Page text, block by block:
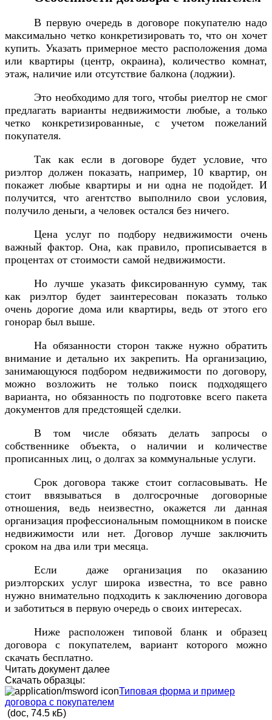
В первую очередь в договоре покупателю надо
максимально четко конкретизировать то, что он хочет
купить. Указать примерное место расположения дома
или квартиры (центр, окраина), количество комнат,
этаж, наличие или отсутствие балкона (лоджии).
Это необходимо для того, чтобы риелтор не смог
предлагать варианты недвижимости любые, а только
четко конкретизированные, с учетом пожеланий
покупателя.
Так как если в договоре будет условие, что
риэлтор должен показать, например, 10 квартир, он
покажет любые квартиры и ни одна не подойдет. И
получится, что агентство выполнило свои условия,
получило деньги, а человек остался без ничего.
Цена услуг по подбору недвижимости очень
важный фактор. Она, как правило, прописывается в
процентах от стоимости самой недвижимости.
Но лучше указать фиксированную сумму, так
как риэлтор будет заинтересован показать только
очень дорогие дома или квартиры, ведь от этого его
гонорар был выше.
На обязанности сторон также нужно обратить
внимание и детально их закрепить. На организацию,
занимающуюся подбором недвижимости по договору,
можно возложить не только поиск подходящего
варианта, но обязанность по подготовке всего пакета
документов для предстоящей сделки.
В том числе обязать делать запросы о
собственнике объекта, о наличии и количестве
прописанных лиц, о долгах за коммунальные услуги.
Срок договора также стоит согласовывать. Не
стоит ввязываться в долгосрочные договорные
отношения, ведь неизвестно, окажется ли данная
организация профессиональным помощником в поиске
недвижимости или нет. Договор лучше заключить
сроком на два или три месяца.
Если даже организация по оказанию
риэлторских услуг широка известна, то все равно
нужно внимательно подходить к заключению договора
и заботиться в первую очередь о своих интересах.
Ниже расположен типовой бланк и образец
договора с покупателем, вариант которого можно
скачать бесплатно.
Читать документ далее
Скачать образцы:
Типовая форма и пример
договора с покупателем
(doc, 74.5 кБ)